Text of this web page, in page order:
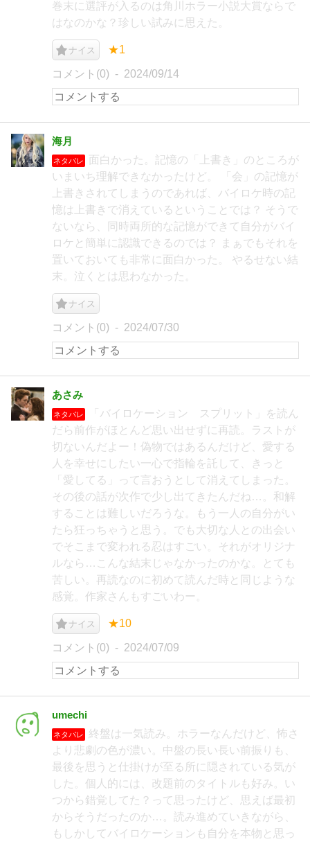
巻末に選評が入るのは角川ホラー小説大賞ならで
はなのかな？珍しい試みに思えた。
ナイス ★1
コメント(0) 2024/09/14
海月
ネタバレ
面白かった。記憶の「上書き」のところが
いまいち理解できなかったけど。 「会」の記憶が
上書きされてしまうのであれば、バイロケ時の記
憶は上書きで消えているということでは？ そうで
ないなら、同時両所的な記憶ができて自分がバイ
ロケと簡単に認識できるのでは？ まぁでもそれを
置いておいても非常に面白かった。 やるせない結
末。泣くとは思わなかった。
ナイス
コメント(0) 2024/07/30
あさみ
ネタバレ
「バイロケーション スプリット」を読ん
だら前作がほとんど思い出せずに再読。ラストが
切ないんだよー！偽物ではあるんだけど、愛する
人を幸せにしたい一心で指輪を託して、きっと
「愛してる」って言おうとして消えてしまった。
その後の話が次作で少し出てきたんだね…。和解
することは難しいだろうな。もう一人の自分がい
たら狂っちゃうと思う。でも大切な人との出会い
でそこまで変われる忍はすごい。それがオリジナ
ルなら…こんな結末じゃなかったのかな。とても
苦しい。再読なのに初めて読んだ時と同じような
感覚。作家さんもすごいわー。
ナイス ★10
コメント(0) 2024/07/09
umechi
ネタバレ
終盤は一気読み。ホラーなんだけど、怖さ
より悲劇の色が濃い。中盤の長い長い前振りも、
最後を思うと仕掛けが至る所に隠されている気が
した。個人的には、改題前のタイトルも好み。い
つから錯覚してた？って思ったけど、思えば最初
からそうだったのか…。読み進めていきながら、
もしかしてバイロケーションも自分を本物と思っ